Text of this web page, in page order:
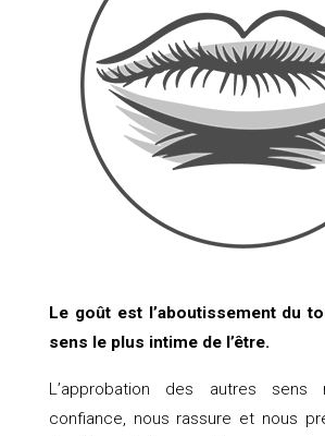
Le goût est l’aboutissement du
sens le plus intime de l’être.
L’approbation des autres
confiance, nous rassure et nous